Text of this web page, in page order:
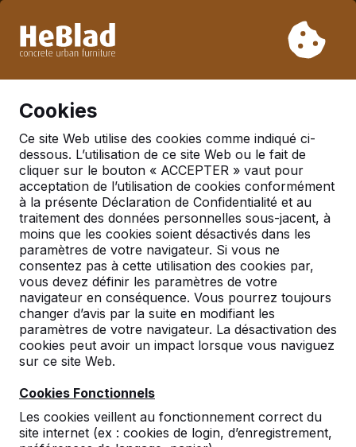
semaine 31 à la semaine 33. Veuillez donc tenir compte des
délais de livraison plus longs.
Cookies
Ce site Web utilise des cookies comme indiqué ci-
dessous. L’utilisation de ce site Web ou le fait de
cliquer sur le bouton « ACCEPTER » vaut pour
acceptation de l’utilisation de cookies conformément
à la présente Déclaration de Confidentialité et au
traitement des données personnelles sous-jacent, à
moins que les cookies soient désactivés dans les
paramètres de votre navigateur. Si vous ne
consentez pas à cette utilisation des cookies par,
vous devez définir les paramètres de votre
navigateur en conséquence. Vous pourrez toujours
changer d’avis par la suite en modifiant les
paramètres de votre navigateur. La désactivation des
cookies peut avoir un impact lorsque vous naviguez
sur ce site Web.
Cookies Fonctionnels
Les cookies veillent au fonctionnement correct du
site internet (ex : cookies de login, d’enregistrement,
Accessoires